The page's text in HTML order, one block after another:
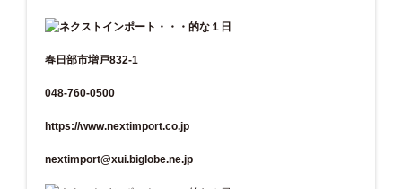
春日部市増戸832-1
048-760-0500
https://www.nextimport.co.jp
nextimport@xui.biglobe.ne.jp